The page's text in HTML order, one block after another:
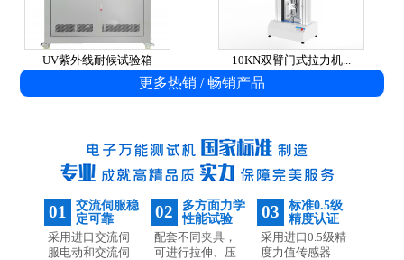
UV紫外线耐候试验箱 10KN双臂门式拉力机...
更多热销 / 畅销产品
01
交流伺服稳
定可靠
采用进口交流伺
服电动和交流伺
02
多方面力学
性能试验
配套不同夹具，
可进行拉伸、压
03
标准0.5级
精度认证
采用进口0.5级精
度力值传感器